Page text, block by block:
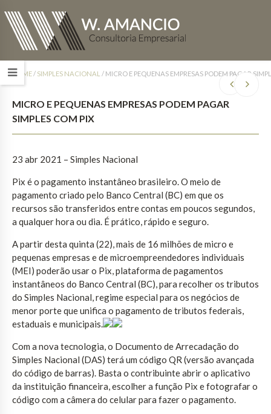
HOME/ SIMPLES NACIONAL / MICRO E PEQUENAS EMPRESAS PODEM PAGAR
MICRO E PEQUENAS EMPRESAS PODEM PAGAR
SIMPLES COM PIX
23 abr 2021 – Simples Nacional
Pix é o pagamento instantâneo brasileiro. O meio de
pagamento criado pelo Banco Central (BC) em que os
recursos são transferidos entre contas em poucos segundos,
a qualquer hora ou dia. É prático, rápido e seguro.
A partir desta quinta (22), mais de 16 milhões de micro e
pequenas empresas e de microempreendedores individuais
(MEI) poderão usar o Pix, plataforma de pagamentos
instantâneos do Banco Central (BC), para recolher os tributos
do Simples Nacional, regime especial para os negócios de
menor porte que unifica o pagamento de tributos federais,
estaduais e municipais.
Com a nova tecnologia, o Documento de Arrecadação do
Simples Nacional (DAS) terá um código QR (versão avançada
do código de barras). Basta o contribuinte abrir o aplicativo
da instituição financeira, escolher a função Pix e fotografar o
código com a câmera do celular para fazer o pagamento.